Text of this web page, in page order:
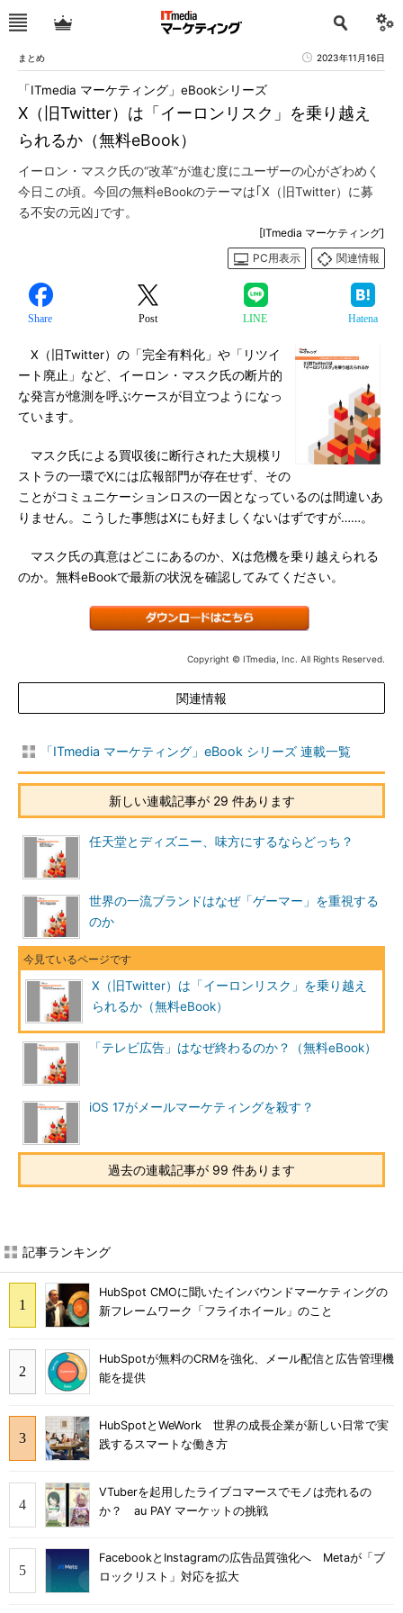
まとめ 2023年11月16日
X（旧Twitter）は「イーロンリスク」を乗り越え
られるか（無料eBook）
「ITmedia マーケティング」eBookシリーズ
イーロン・マスク氏の“改革”が進む度にユーザーの心がざわめく
今日この頃。今回の無料eBookのテーマは｢X（旧Twitter）に募
る不安の元凶｣です。
[ITmedia マーケティング]
PC用表示
関連情報
Share Post LINE Hatena
X（旧Twitter）の「完全有料化」や「リツイ
ート廃止」など、イーロン・マスク氏の断片的
な発言が憶測を呼ぶケースが目立つようになっ
ています。
マスク氏による買収後に断行された大規模リ
ストラの一環でXには広報部門が存在せず、その
ことがコミュニケーションロスの一因となっているのは間違いあ
りません。こうした事態はXにも好ましくないはずですが……。
マスク氏の真意はどこにあるのか、Xは危機を乗り越えられる
のか。無料eBookで最新の状況を確認してみてください。
Copyright © ITmedia, Inc. All Rights Reserved.
関連情報
「ITmedia マーケティング」eBook シリーズ 連載一覧
新しい連載記事が 29 件あります
任天堂とディズニー、味方にするならどっち？
世界の一流ブランドはなぜ「ゲーマー」を重視する
のか
X（旧Twitter）は「イーロンリスク」を乗り越え
られるか（無料eBook）
「テレビ広告」はなぜ終わるのか？（無料eBook）
iOS 17がメールマーケティングを殺す？
過去の連載記事が 99 件あります
記事ランキング
HubSpot CMOに聞いたインバウンドマーケティングの
新フレームワーク「フライホイール」のこと
HubSpotが無料のCRMを強化、メール配信と広告管理機
能を提供
HubSpotとWeWork 世界の成長企業が新しい日常で実
践するスマートな働き方
VTuberを起用したライブコマースでモノは売れるの
か？ au PAY マーケットの挑戦
FacebookとInstagramの広告品質強化へ Metaが「ブ
ロックリスト」対応を拡大